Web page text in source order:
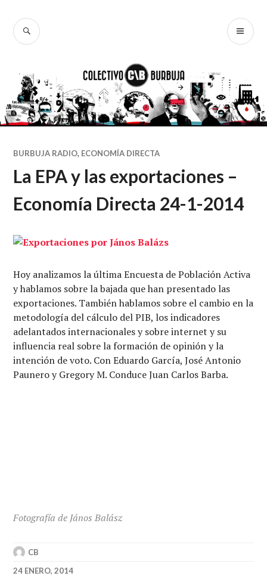
contenido
BUSCAR
BURBUJA RADIO, ECONOMÍA DIRECTA
La EPA y las exportaciones –
Economía Directa 24-1-2014
Hoy analizamos la última Encuesta de Población Activa
y hablamos sobre la bajada que han presentado las
exportaciones. También hablamos sobre el cambio en la
metodología del cálculo del PIB, los indicadores
adelantados internacionales y sobre internet y su
influencia real sobre la formación de opinión y la
intención de voto. Con Eduardo García, José Antonio
Paunero y Gregory M. Conduce Juan Carlos Barba.
Fotografía de János Balász
CB
24 ENERO, 2014